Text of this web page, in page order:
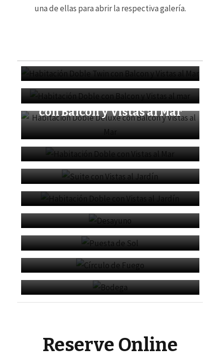
una de ellas para abrir la respectiva galería.
Habitación Doble con
Balcon y Vistas al mar
Habitación Doble Deluxe
con Balcon y Vistas al Mar
Habitación Doble con
Vistas al Mar
Suite con Vistas al Jardín
Habitación Doble con
Vistas al Jardín
Desayuno
Puesta de Sol
Círculo de Fuego
Bodega
Reserve Online